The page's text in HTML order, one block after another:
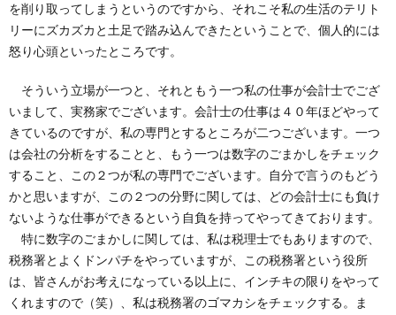
を削り取ってしまうというのですから、それこそ私の生活のテリト
リーにズカズカと土足で踏み込んできたということで、個人的には
怒り心頭といったところです。
そういう立場が一つと、それともう一つ私の仕事が会計士でござ
いまして、実務家でございます。会計士の仕事は４０年ほどやって
きているのですが、私の専門とするところが二つございます。一つ
は会社の分析をすることと、もう一つは数字のごまかしをチェック
すること、この２つが私の専門でございます。自分で言うのもどう
かと思いますが、この２つの分野に関しては、どの会計士にも負け
ないような仕事ができるという自負を持ってやってきております。
特に数字のごまかしに関しては、私は税理士でもありますので、
税務署とよくドンパチをやっていますが、この税務署という役所
は、皆さんがお考えになっている以上に、インチキの限りをやって
くれますので（笑）、私は税務署のゴマカシをチェックする。ま